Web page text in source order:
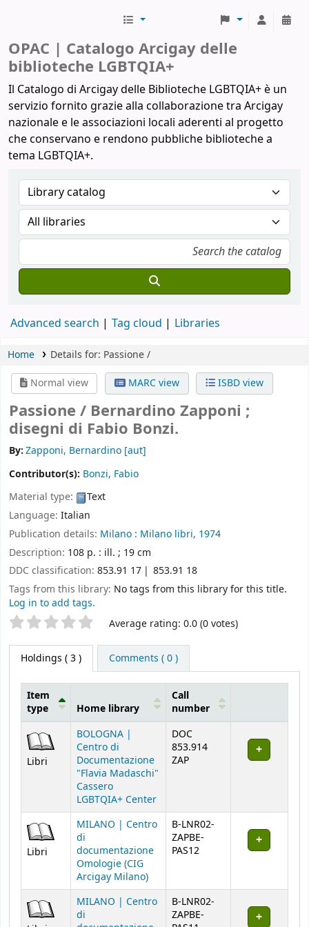
OPAC | Catalogo Arcigay delle
biblioteche LGBTQIA+
Il Catalogo di Arcigay delle Biblioteche LGBTQIA+ è un
servizio fornito grazie alla collaborazione tra Arcigay
nazionale e le associazioni locali aderenti al progetto
che conservano e rendono pubbliche biblioteche a
tema LGBTQIA+.
Advanced search Tag cloud Libraries
Home Details for: Passione /
Normal view
MARC view ISBD view
Passione / Bernardino Zapponi ;
disegni di Fabio Bonzi.
By:Zapponi, Bernardino [aut]
Contributor(s): Bonzi, Fabio
Material type:
Text
Language: Italian
Publication details: Milano : Milano libri, 1974
Description: 108 p. : ill. ; 19 cm
DDC classification: 853.91 17
853.91 18
Tags from this library: No tags from this library for this title.
Log in to add tags.
Star ratings Average rating: 0.0 (0 votes)
Holdings ( 3 ) Comments ( 0 )
Holdings
Item
type
Home library
Call
number
Libri
BOLOGNA |
Centro di
Documentazione
"Flavia Madaschi"
Cassero
LGBTQIA+ Center
DOC
853.914
ZAP
Libri
MILANO | Centro
di
documentazione
Omologie (CIG
Arcigay Milano)
B-LNR02-
ZAPBE-
PAS12
MILANO | Centro
di
B-LNR02-
ZAPBE-